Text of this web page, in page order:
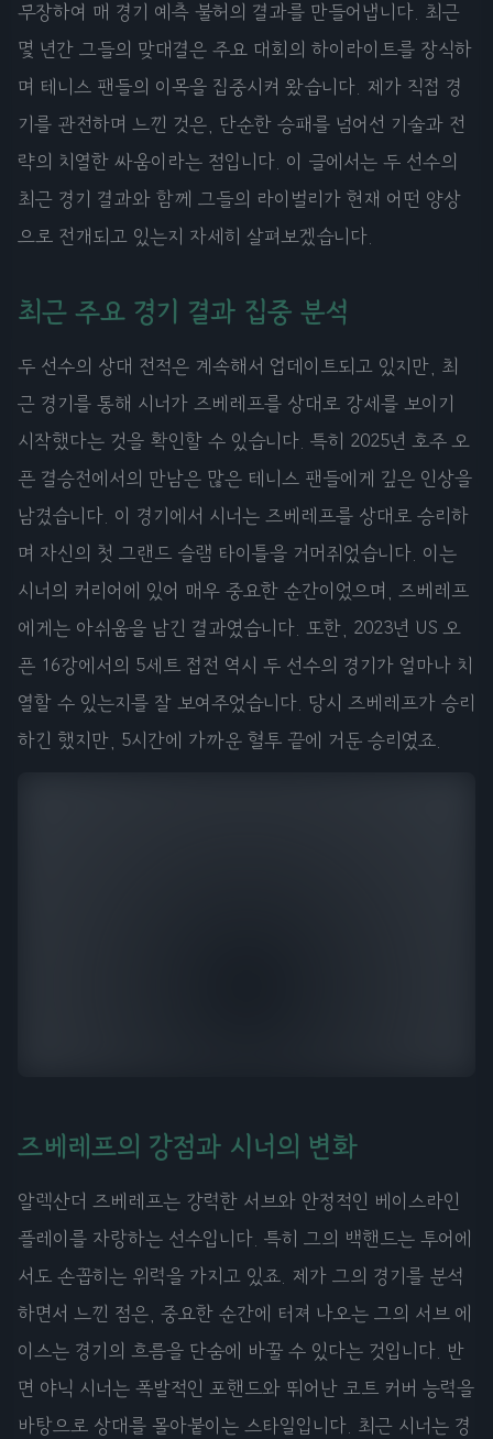
무장하여 매 경기 예측 불허의 결과를 만들어냅니다. 최근
몇 년간 그들의 맞대결은 주요 대회의 하이라이트를 장식하
며 테니스 팬들의 이목을 집중시켜 왔습니다. 제가 직접 경
기를 관전하며 느낀 것은, 단순한 승패를 넘어선 기술과 전
략의 치열한 싸움이라는 점입니다. 이 글에서는 두 선수의
최근 경기 결과와 함께 그들의 라이벌리가 현재 어떤 양상
으로 전개되고 있는지 자세히 살펴보겠습니다.
최근 주요 경기 결과 집중 분석
두 선수의 상대 전적은 계속해서 업데이트되고 있지만, 최
근 경기를 통해 시너가 즈베레프를 상대로 강세를 보이기
시작했다는 것을 확인할 수 있습니다. 특히 2025년 호주 오
픈 결승전에서의 만남은 많은 테니스 팬들에게 깊은 인상을
남겼습니다. 이 경기에서 시너는 즈베레프를 상대로 승리하
며 자신의 첫 그랜드 슬램 타이틀을 거머쥐었습니다. 이는
시너의 커리어에 있어 매우 중요한 순간이었으며, 즈베레프
에게는 아쉬움을 남긴 결과였습니다. 또한, 2023년 US 오
픈 16강에서의 5세트 접전 역시 두 선수의 경기가 얼마나 치
열할 수 있는지를 잘 보여주었습니다. 당시 즈베레프가 승리
하긴 했지만, 5시간에 가까운 혈투 끝에 거둔 승리였죠.
즈베레프의 강점과 시너의 변화
알렉산더 즈베레프는 강력한 서브와 안정적인 베이스라인
플레이를 자랑하는 선수입니다. 특히 그의 백핸드는 투어에
서도 손꼽히는 위력을 가지고 있죠. 제가 그의 경기를 분석
하면서 느낀 점은, 중요한 순간에 터져 나오는 그의 서브 에
이스는 경기의 흐름을 단숨에 바꿀 수 있다는 것입니다. 반
면 야닉 시너는 폭발적인 포핸드와 뛰어난 코트 커버 능력을
바탕으로 상대를 몰아붙이는 스타일입니다. 최근 시너는 경